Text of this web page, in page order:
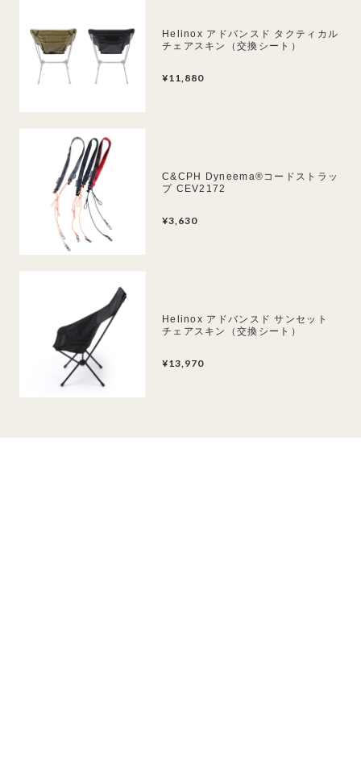
Helinox アドバンスド タクティカル
チェアスキン（交換シート）
¥11,880
C&CPH Dyneema®︎コードストラッ
プ CEV2172
¥3,630
Helinox アドバンスド サンセット
チェアスキン（交換シート）
¥13,970